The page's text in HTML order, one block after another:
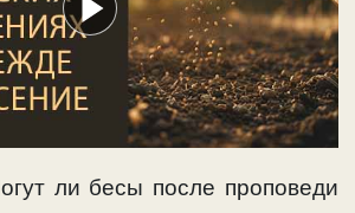
ли бесы после проповеди